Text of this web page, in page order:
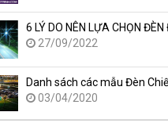
6 LÝ DO NÊN LỰA CHỌN ĐÈN
27/09/2022
Danh sách các mẫu Đèn
03/04/2020